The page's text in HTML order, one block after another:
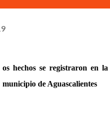
os hechos se registraron en
municipio de Aguascalientes